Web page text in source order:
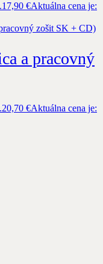
17,90 €Aktuálna cena je:
a pracovný
20,70 €Aktuálna cena je: